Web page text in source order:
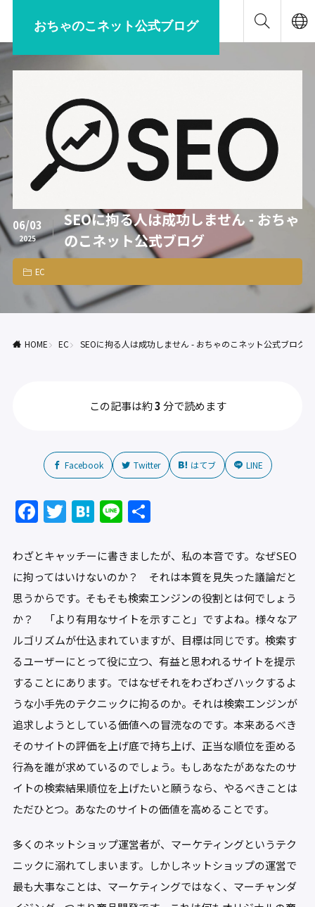
おちゃのこネット公式ブログ
06/03
2025
SEOに拘る人は成功しません - おちゃ
のこネット公式ブログ
EC
HOME EC SEOに拘る人は成功しません - おちゃのこネット公式ブログ
この記事は約3分で読めます
Facebook Twitter はてブ LINE
F
c
e
b
o
o
k
T
itt
er
H
e
n
a
Li
e
共
わざとキャッチーに書きましたが、私の本音です。なぜSEO
に拘ってはいけないのか？ それは本質を見失った議論だと
思うからです。そもそも検索エンジンの役割とは何でしょう
か？ 「より有用なサイトを示すこと」ですよね。様々なア
ルゴリズムが仕込まれていますが、目標は同じです。検索す
るユーザーにとって役に立つ、有益と思われるサイトを提示
することにあります。ではなぜそれをわざわざハックするよ
うな小手先のテクニックに拘るのか。それは検索エンジンが
追求しようとしている価値への冒涜なのです。本来あるべき
そのサイトの評価を上げ底で持ち上げ、正当な順位を歪める
行為を誰が求めているのでしょう。もしあなたがあなたのサ
イトの検索結果順位を上げたいと願うなら、やるべきことは
ただひとつ。あなたのサイトの価値を高めることです。
多くのネットショップ運営者が、マーケティングというテク
ニックに溺れてしまいます。しかしネットショップの運営で
最も大事なことは、マーケティングではなく、マーチャンダ